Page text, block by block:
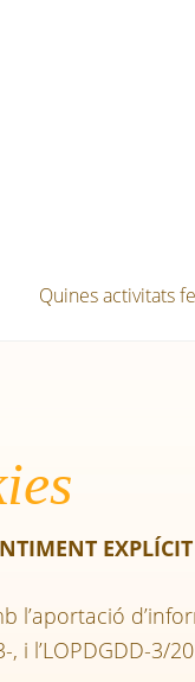
Quines activitats
l’aportació
, i l’LOPDGDD-